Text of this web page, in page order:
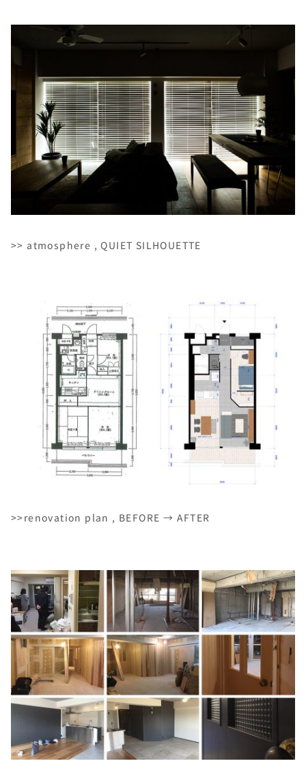
>> atmosphere , QUIET SILHOUETTE
>>renovation plan , BEFORE → AFTER